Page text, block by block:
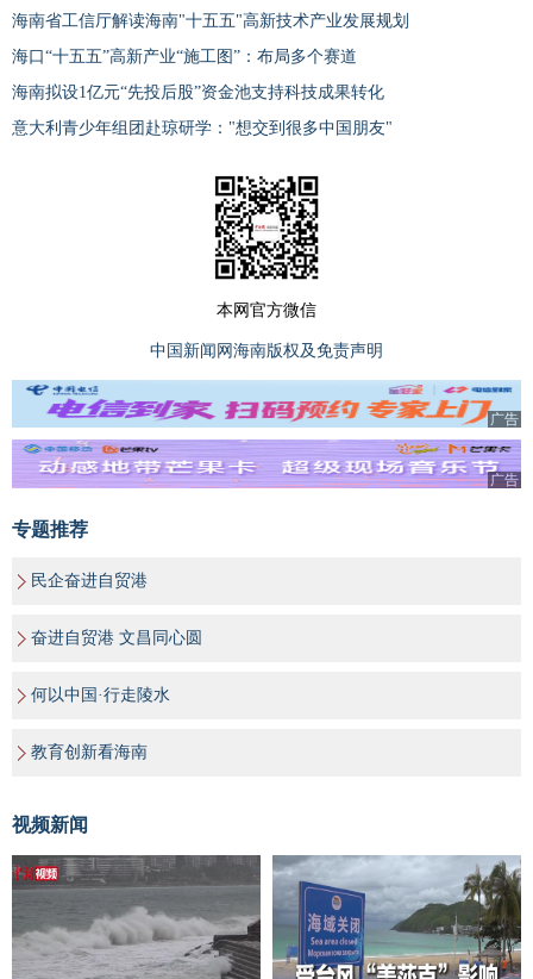
海南省工信厅解读海南"十五五"高新技术产业发展规划
海口“十五五”高新产业“施工图”：布局多个赛道
海南拟设1亿元“先投后股”资金池支持科技成果转化
意大利青少年组团赴琼研学："想交到很多中国朋友"
本网官方微信
中国新闻网海南版权及免责声明
广告
广告
专题推荐
民企奋进自贸港
奋进自贸港 文昌同心圆
何以中国·行走陵水
教育创新看海南
视频新闻